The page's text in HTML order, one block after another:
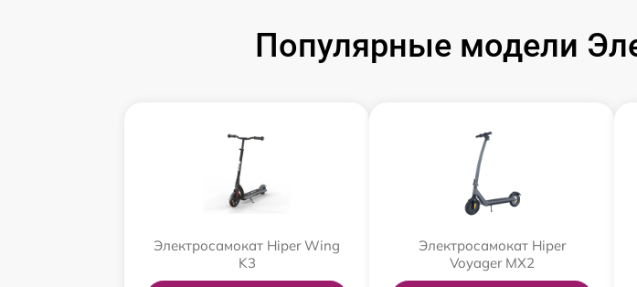
Популярные модели
Электросамокат Hiper Wing
K3
Электросамокат Hiper
Voyager MX2